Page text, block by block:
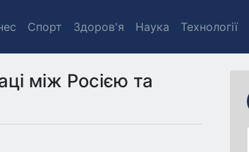
Спорт Здоров'я Наука Технології
між Росією та